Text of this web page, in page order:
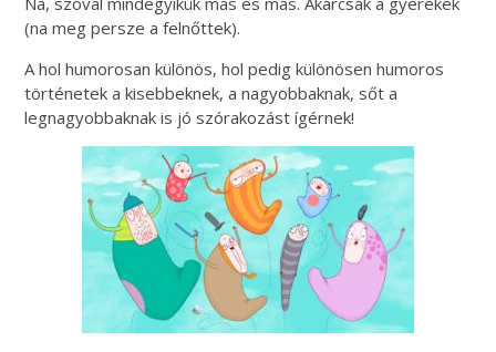
(na meg persze a felnőttek).
A hol humorosan különös, hol pedig különösen humoros
történetek a kisebbeknek, a nagyobbaknak, sőt a
legnagyobbaknak is jó szórakozást ígérnek!